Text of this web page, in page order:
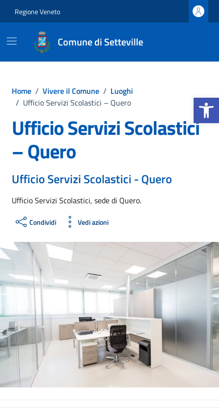
Apri la
Regione Veneto
Comune di Setteville
Home / Vivere il Comune / Luoghi
/ Ufficio Servizi Scolastici – Quero
Ufficio Servizi Scolastici
– Quero
Ufficio Servizi Scolastici - Quero
Ufficio Servizi Scolastici, sede di Quero.
Condividi Vedi azioni